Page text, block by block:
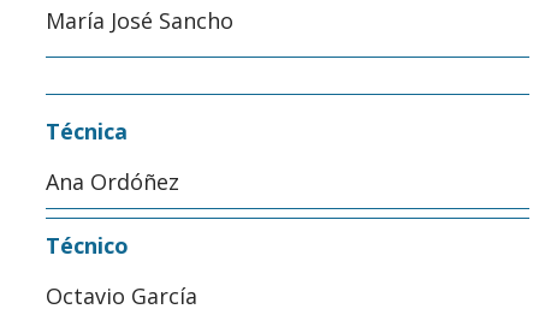
María José Sancho
Técnica
Ana Ordóñez
Técnico
Octavio García